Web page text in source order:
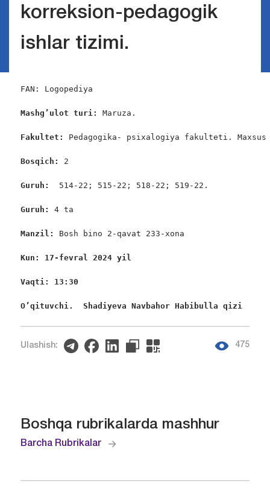
korreksion-pedagogik
ishlar tizimi.
FAN: Logopediya
Mashg’ulot turi: Maruza.
Fakultet: Pedagogika- psixalogiya fakulteti. Maxsus
Bosqich: 2
Guruh: 514-22; 515-22; 518-22; 519-22.
Guruh: 4 ta
Manzil: Bosh bino 2-qavat 233-xona
Kun: 17-fevral 2024 yil
Vaqti: 13:30
O’qituvchi.  Shadiyeva Navbahor Habibulla qizi
Ulashish: 475
Boshqa rubrikalarda mashhur
Barcha Rubrikalar